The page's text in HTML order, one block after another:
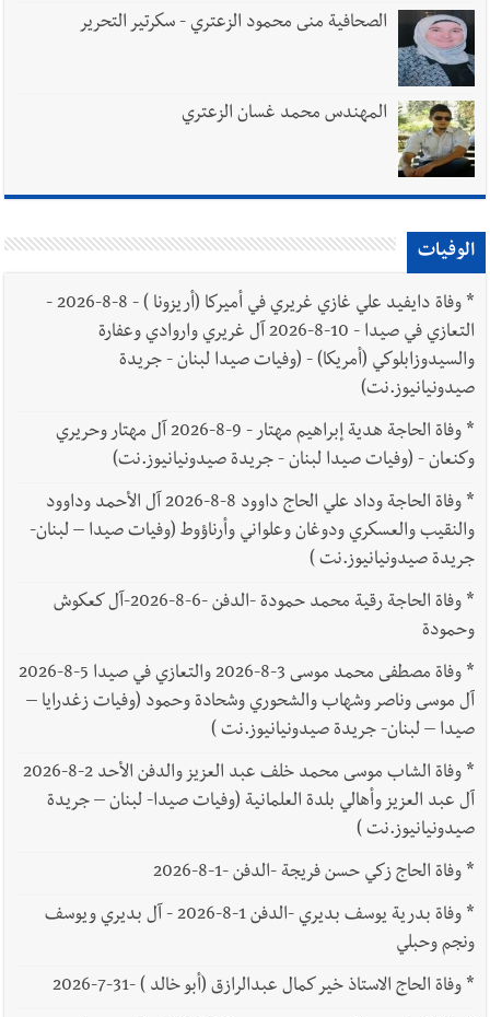
الصحافية منى محمود الزعتري - سكرتير التحرير
المهندس محمد غسان الزعتري
الوفيات
*
وفاة دايفيد علي غازي غريري في أميركا (أريزونا ) - 8-8-2026 -
التعازي في صيدا - 10-8-2026 آل غريري واروادي وعفارة
والسيدوزابلوكي (أمريكا) - (وفيات صيدا لبنان - جريدة
صيدونيانيوز.نت)
*
وفاة الحاجة هدية إبراهيم مهتار - 9-8-2026 آل مهتار وحريري
وكنعان - (وفيات صيدا لبنان - جريدة صيدونيانيوز.نت)
*
وفاة الحاجة وداد علي الحاج داوود 8-8-2026 آل الأحمد وداوود
والنقيب والعسكري ودوغان وعلواني وأرناؤوط (وفيات صيدا – لبنان-
جريدة صيدونيانيوز.نت )
*
وفاة الحاجة رقية محمد حمودة -الدفن -6-8-2026-آل كعكوش
وحمودة
*
وفاة مصطفى محمد موسى 3-8-2026 والتعازي في صيدا 5-8-2026
آل موسى وناصر وشهاب والشحوري وشحادة وحمود (وفيات زغدرايا –
صيدا – لبنان- جريدة صيدونيانيوز.نت )
*
وفاة الشاب موسى محمد خلف عبد العزيز والدفن الأحد 2-8-2026
آل عبد العزيز وأهالي بلدة العلمانية (وفيات صيدا- لبنان – جريدة
صيدونيانيوز.نت )
*وفاة الحاج زكي حسن فريجة -الدفن -1-8-2026
*
وفاة بدرية يوسف بديري -الدفن 1-8-2026 - آل بديري ويوسف
ونجم وحبلي
*وفاة الحاج الاستاذ خير كمال عبدالرازق (أبو خالد ) -31-7-2026